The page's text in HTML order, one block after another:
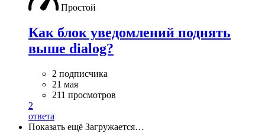
Простой
Как блок уведомлений поднять
выше dialog?
2 подписчика
21 мая
211 просмотров
2
ответа
Показать ещё Загружается…